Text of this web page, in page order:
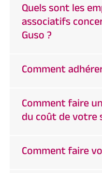
Quels sont les
associatifs
Guso ?
Comment
Comment faire
du coût de votre
Comment faire